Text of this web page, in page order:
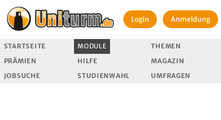
Login Anmeldung
STARTSEITE MODULE
THEMEN
PRÄMIEN
HILFE
MAGAZIN
JOBSUCHE
STUDIENWAHL UMFRAGEN